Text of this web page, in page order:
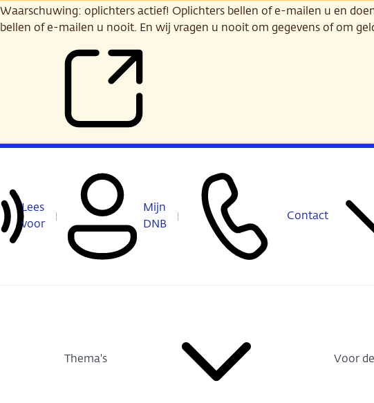
Waarschuwing: oplichters actief! Oplichters bellen of e-mailen u en
bellen of e-mailen u nooit. En wij vragen u nooit om gegevens of om
Lees
voor
Mijn
DNB
Contact
Thema's Voor